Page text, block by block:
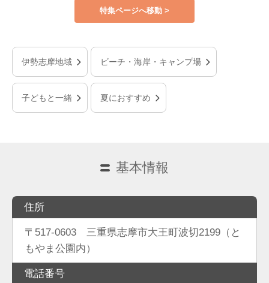
特集ページへ移動 >
伊勢志摩地域 ビーチ・海岸・キャンプ場
子どもと一緒 夏におすすめ
基本情報
住所
〒517-0603 三重県志摩市大王町波切2199（と
もやま公園内）
電話番号